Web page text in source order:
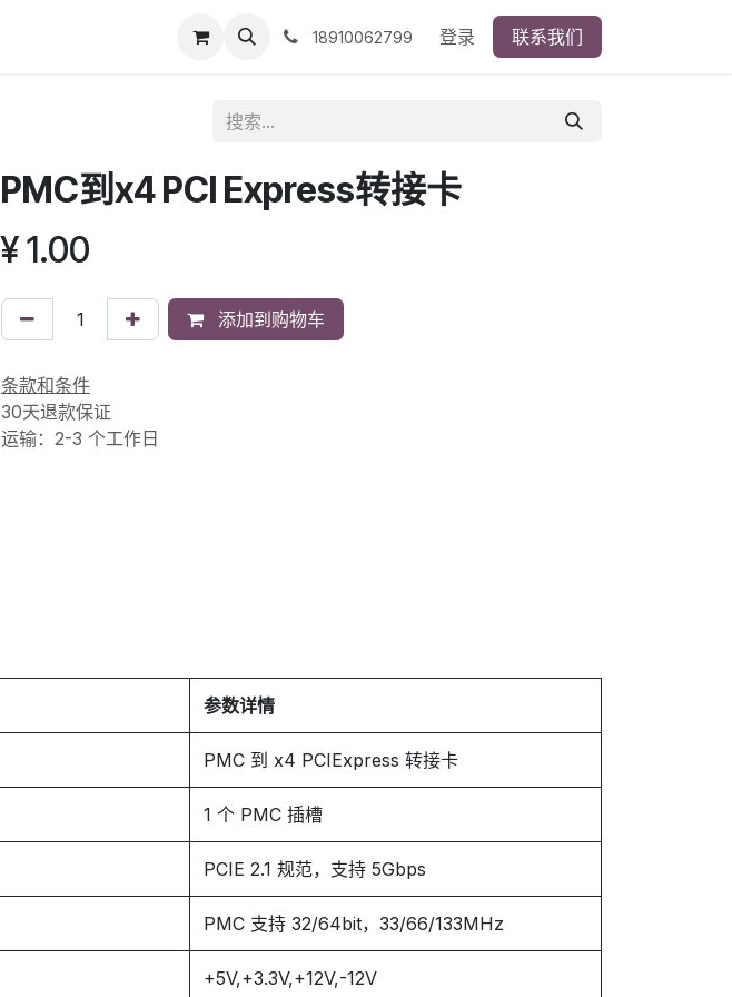
18910062799 登录 联系我们
PMC到x4 PCI Express转接卡
¥1.00
添加到购物车
条款和条件
30天退款保证
运输：2-3 个工作日
参数详情
PMC 到 x4 PCIExpress 转接卡
1 个 PMC 插槽
PCIE 2.1 规范，支持 5Gbps
PMC 支持 32/64bit，33/66/133MHz
+5V,+3.3V,+12V,-12V